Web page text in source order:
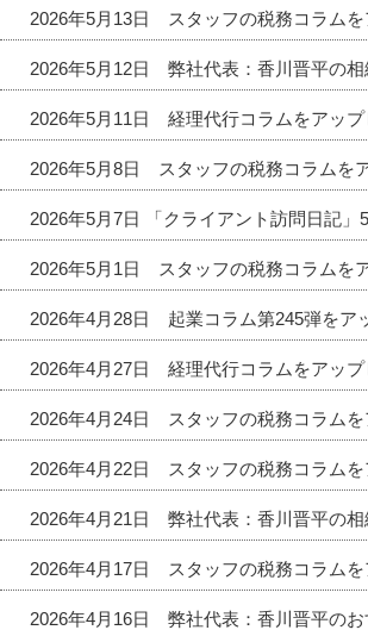
2026年5月13日 スタッフの税務コラムを
2026年5月12日 弊社代表：香川晋平の相
2026年5月11日 経理代行コラムをアップ
2026年5月8日 スタッフの税務コラムを
2026年5月7日 「クライアント訪問日記」
2026年5月1日 スタッフの税務コラムを
2026年4月28日 起業コラム第245弾をア
2026年4月27日 経理代行コラムをアップ
2026年4月24日 スタッフの税務コラムを
2026年4月22日 スタッフの税務コラムを
2026年4月21日 弊社代表：香川晋平の相
2026年4月17日 スタッフの税務コラムを
2026年4月16日 弊社代表：香川晋平のお